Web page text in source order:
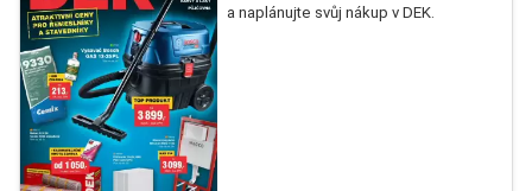
a naplánujte svůj nákup v DEK.